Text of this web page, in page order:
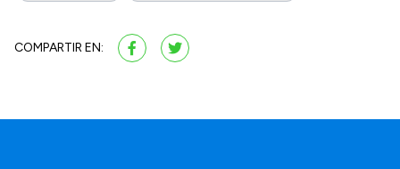
COMPARTIR EN: